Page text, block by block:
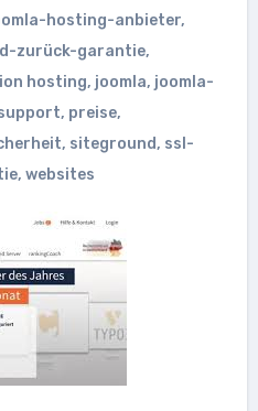
hosting-anbieter,
zurück-garantie,
hosting, joomla, joomla-
, preise,
, siteground, ssl-
, websites